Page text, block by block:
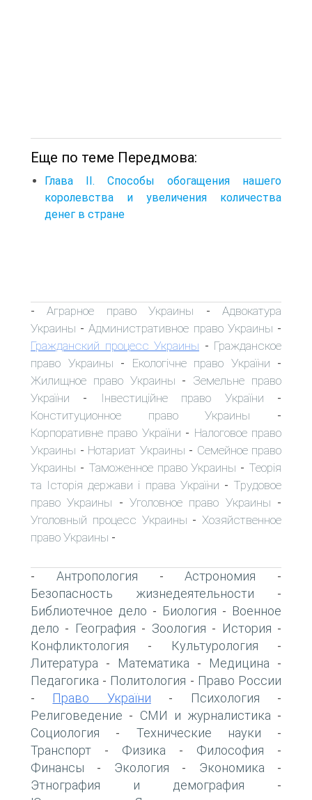
Еще по теме Передмова:
Глава II. Способы обогащения нашего
королевства и увеличения количества
денег в стране
-Аграрное право Украины -Адвокатура
Украины -Административное право Украины -
Гражданский процесс Украины - Гражданское
право Украины - Екологічне право України -
Жилищное право Украины - Земельне право
України - Інвестиційне право України -
Конституционное право Украины -
Корпоративне право України - Налоговое право
Украины - Нотариат Украины - Семейное право
Украины - Таможенное право Украины - Теорія
та Історія держави і права України - Трудовое
право Украины -Уголовное право Украины -
Уголовный процесс Украины - Хозяйственное
право Украины -
- Антропология -Астрономия -
Безопасность жизнедеятельности -
Библиотечное дело - Биология - Военное
дело - География - Зоология - История -
Конфликтология - Культурология -
Литература - Математика - Медицина -
Педагогика - Политология - Право России
- Право України - Психология -
Религоведение - СМИ и журналистика -
Социология - Технические науки -
Транспорт - Физика - Философия -
Финансы - Экология - Экономика -
Этнография и демография -